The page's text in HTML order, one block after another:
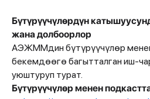
Бүтүрүүчүлөрдүн
жана долбоорлор
АЭЖММдин бүтүрүүчүлөр
бекемдөөгө багытталган иш-
уюштуруп турат.
Бүтүрүүчүлөр менен